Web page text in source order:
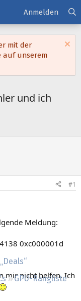
GPU-Rangliste
Anmelden
mit der
auf unserem
und ich
#1
Meldung:
0xc000001d
mir nicht helfen. Ich